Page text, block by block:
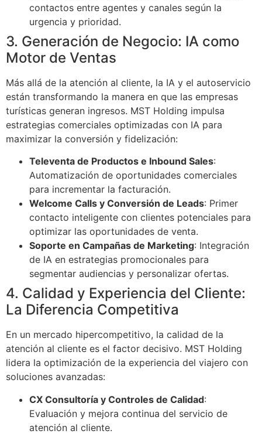
contactos entre agentes y canales según la
urgencia y prioridad.
3. Generación de Negocio: IA como
Motor de Ventas
Más allá de la atención al cliente, la IA y el autoservicio
están transformando la manera en que las empresas
turísticas generan ingresos. MST Holding impulsa
estrategias comerciales optimizadas con IA para
maximizar la conversión y fidelización:
Televenta de Productos e Inbound Sales:
Automatización de oportunidades comerciales
para incrementar la facturación.
Welcome Calls y Conversión de Leads: Primer
contacto inteligente con clientes potenciales para
optimizar las oportunidades de venta.
Soporte en Campañas de Marketing: Integración
de IA en estrategias promocionales para
segmentar audiencias y personalizar ofertas.
4. Calidad y Experiencia del Cliente:
La Diferencia Competitiva
En un mercado hipercompetitivo, la calidad de la
atención al cliente es el factor decisivo. MST Holding
lidera la optimización de la experiencia del viajero con
soluciones avanzadas:
CX Consultoría y Controles de Calidad:
Evaluación y mejora continua del servicio de
atención al cliente.